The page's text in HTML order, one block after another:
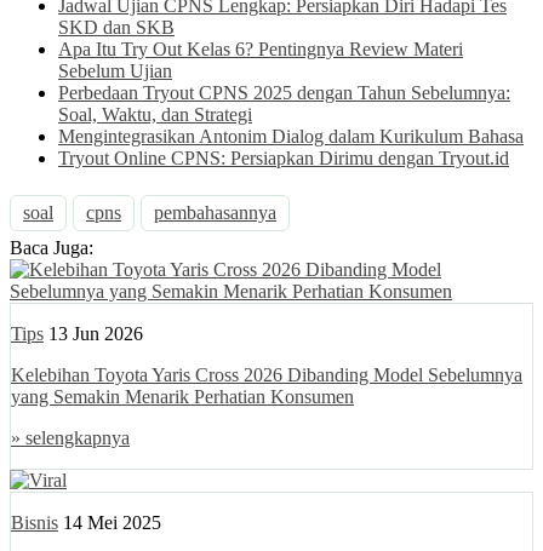
Jadwal Ujian CPNS Lengkap: Persiapkan Diri Hadapi Tes
SKD dan SKB
Apa Itu Try Out Kelas 6? Pentingnya Review Materi
Sebelum Ujian
Perbedaan Tryout CPNS 2025 dengan Tahun Sebelumnya:
Soal, Waktu, dan Strategi
Mengintegrasikan Antonim Dialog dalam Kurikulum Bahasa
Tryout Online CPNS: Persiapkan Dirimu dengan Tryout.id
soal cpns
pembahasannya
Baca Juga:
Tips 13 Jun 2026
Kelebihan Toyota Yaris Cross 2026 Dibanding Model Sebelumnya
yang Semakin Menarik Perhatian Konsumen
» selengkapnya
Bisnis 14 Mei 2025